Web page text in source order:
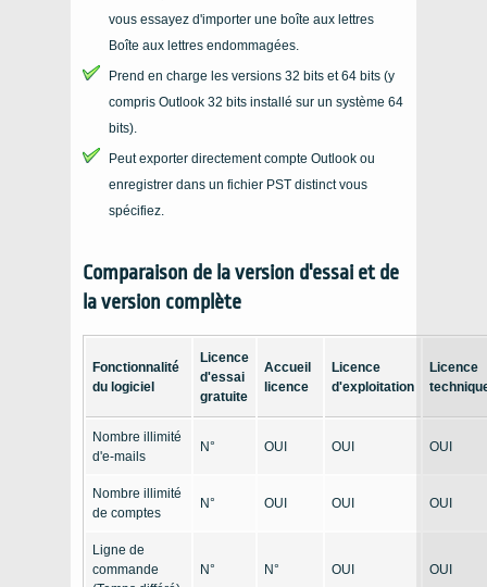
vous essayez d'importer une boîte aux lettres
Boîte aux lettres endommagées.
Prend en charge les versions 32 bits et 64 bits (y
compris Outlook 32 bits installé sur un système 64
bits).
Peut exporter directement compte Outlook ou
enregistrer dans un fichier PST distinct vous
spécifiez.
Comparaison de la version d'essai et de
la version complète
Fonctionnalité
du logiciel
Licence
d'essai
gratuite
Accueil
licence
Licence
d'exploitation
Licence
Nombre illimité
d'e-mails
N° OUI OUI OUI
Nombre illimité
de comptes
N° OUI OUI OUI
Ligne de
commande
N° N° OUI OUI